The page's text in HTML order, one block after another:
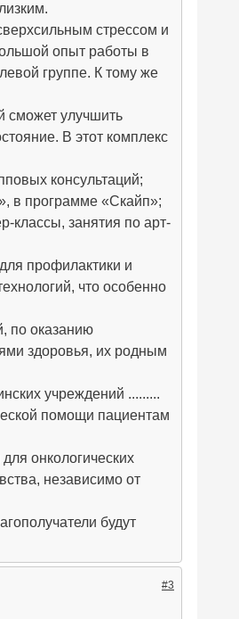
стрессом и
опыт работы в
группе. К тому же
сможет улучшить
В этот комплекс
консультаций;
в программе «Скайп»;
классы, занятия по арт-
профилактики и
что особенно
по оказанию
здоровья, их родным
учреждений .........
помощи пациентам
онкологических
независимо от
будут
#3